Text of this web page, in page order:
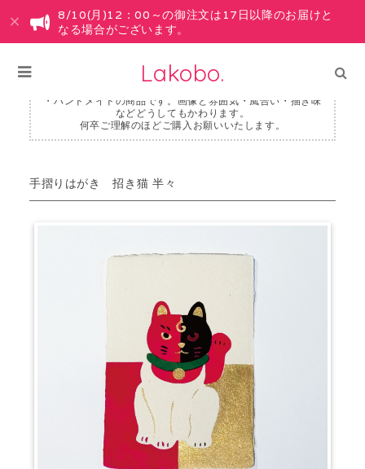
8/10(月)12：00～の御注文は17日以降のお届けと
なる場合がございます。
Lakobo.
・ハンドメイドの商品です。画像と雰囲気・風合い・描き味
などどうしてもかわります。
何卒ご理解のほどご購入お願いいたします。
手摺りはがき 招き猫 半々